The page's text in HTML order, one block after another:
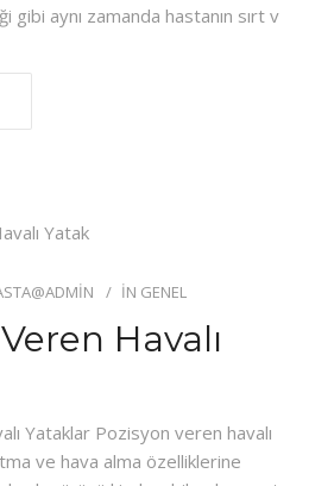
gibi aynı zamanda hastanın sırt v
IN GENEL
Havalı
Yataklar Pozisyon veren havalı
ve hava alma özelliklerine